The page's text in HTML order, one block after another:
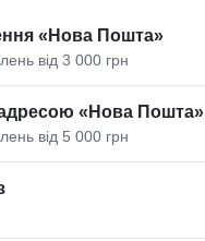
«Нова Пошта»
від 3 000 грн
адресою «Нова Пошта»
від 5 000 грн